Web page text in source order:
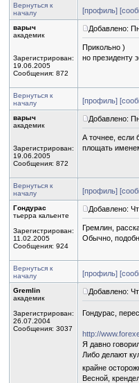
Вернуться к
началу
[профиль]
варыч
академик
Зарегистрирован:
19.06.2005
Сообщения: 872
Добавлено:
Прикольно )
но президенту
Вернуться к
началу
[профиль]
варыч
академик
Зарегистрирован:
19.06.2005
Сообщения: 872
Добавлено:
А точнее, если
площать
Вернуться к
началу
[профиль]
Гондурас
тьерра кальенте
Зарегистрирован:
11.02.2005
Сообщения: 924
Добавлено:
Гремлин,
Обычно,
Вернуться к
началу
[профиль]
Gremlin
академик
Зарегистрирован:
26.07.2004
Сообщения: 3037
Добавлено:
Гондурас,
http://
Я давно
Либо делают
крайне
Весной,